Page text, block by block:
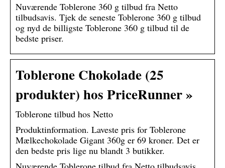
Nuværende Toblerone 360 g tilbud fra Netto
tilbudsavis. Tjek de seneste Toblerone 360 g tilbud
og nyd de billigste Toblerone 360 g tilbud til de
bedste priser.
Toblerone Chokolade (25
produkter) hos PriceRunner »
Toblerone tilbud hos Netto
Produktinformation. Laveste pris for Toblerone
Mælkechokolade Gigant 360g er 69 kroner. Det er
den bedste pris lige nu blandt 3 butikker.